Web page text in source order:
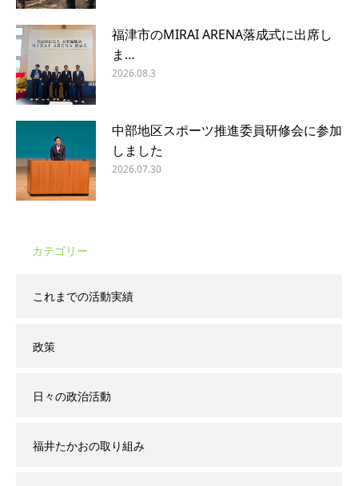
福津市のMIRAI ARENA落成式に出席し
ま…
2026.08.3
中部地区スポーツ推進委員研修会に参加
しました
2026.07.30
カテゴリー
これまでの活動実績
政策
日々の政治活動
福井たかおの取り組み